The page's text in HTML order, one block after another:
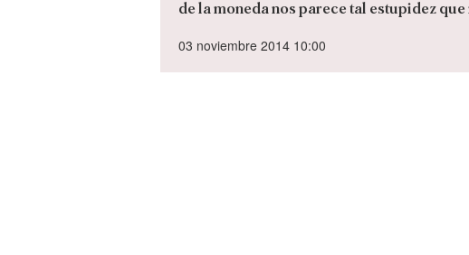
de la moneda nos parece tal estupidez
03 noviembre 2014 10:00